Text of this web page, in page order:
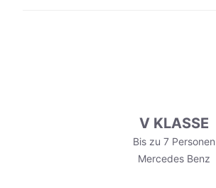
V KLASSE
Bis zu 7 Personen
Mercedes Benz